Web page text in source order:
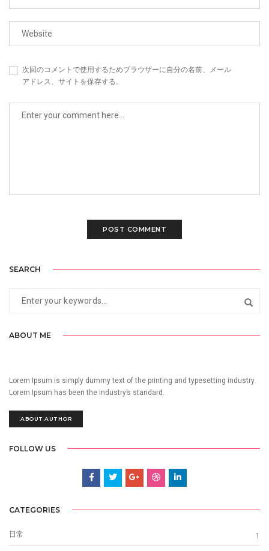
次回のコメントで使用するためブラウザーに自分の名前、メール
アドレス、サイトを保存する。
SEARCH
ABOUT ME
Lorem Ipsum is simply dummy text of the printing and typesetting industry.
Lorem Ipsum has been the industry’s standard.
ABOUT AUTHOR
FOLLOW US
CATEGORIES
日常 1